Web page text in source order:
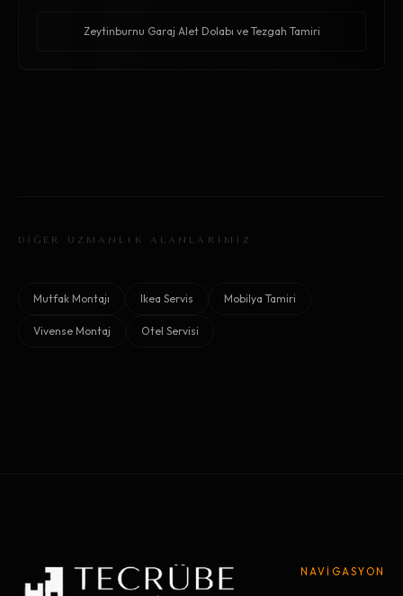
Zeytinburnu Garaj Alet Dolabı ve Tezgah Tamiri
DİĞER UZMANLIK ALANLARIMIZ
Mutfak Montajı Ikea Servis Mobilya Tamiri
Vivense Montaj Otel Servisi
NAVİGASYON